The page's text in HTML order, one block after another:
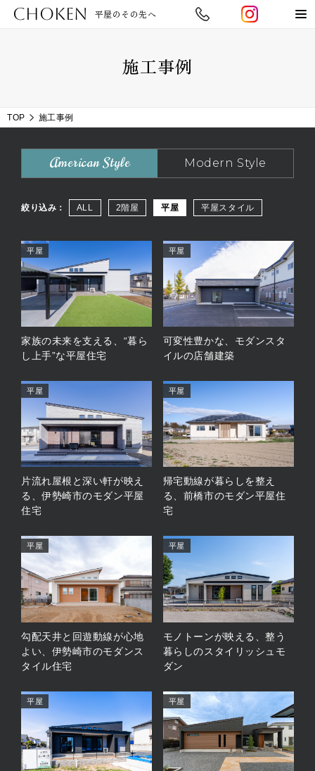
CHOKEN 平屋のその先へ
施工事例
TOP 施工事例
American Style Modern Style
絞り込み： ALL 2階屋 平屋 平屋スタイル
平屋
家族の未来を支える、“暮ら
し上手”な平屋住宅
平屋
可変性豊かな、モダンスタ
イルの店舗建築
平屋
片流れ屋根と深い軒が映え
る、伊勢崎市のモダン平屋
住宅
平屋
帰宅動線が暮らしを整え
る、前橋市のモダン平屋住
宅
平屋
勾配天井と回遊動線が心地
よい、伊勢崎市のモダンス
タイル住宅
平屋
モノトーンが映える、整う
暮らしのスタイリッシュモ
ダン
平屋 平屋